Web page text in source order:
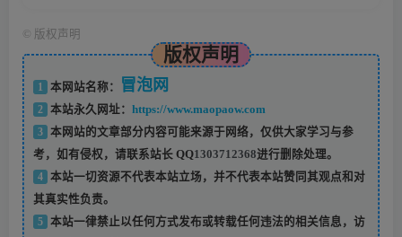
版权声明
版权声明
1 本网站名称： 冒泡网
2 本站永久网址： https://www.maopaow.com
3
本网站的文章部分内容可能来源于网络，仅供大家学习与参
考，如有侵权，请联系站长 QQ1303712368进行删除处理。
4
本站一切资源不代表本站立场，并不代表本站赞同其观点和对
其真实性负责。
5
本站一律禁止以任何方式发布或转载任何违法的相关信息，访